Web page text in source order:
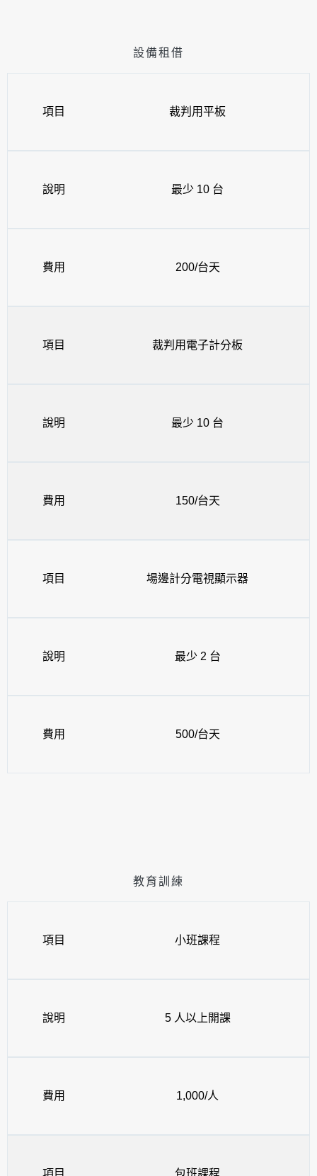
設備租借
項目 裁判用平板
說明 最少 10 台
費用 200/台天
項目 裁判用電子計分板
說明 最少 10 台
費用 150/台天
項目 場邊計分電視顯示器
說明 最少 2 台
費用 500/台天
教育訓練
項目 小班課程
說明 5 人以上開課
費用 1,000/人
項目 包班課程